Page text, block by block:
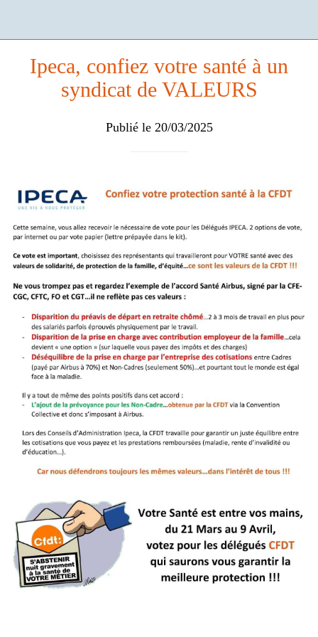
Ipeca, confiez votre santé à un
syndicat de VALEURS
Publié le 20/03/2025